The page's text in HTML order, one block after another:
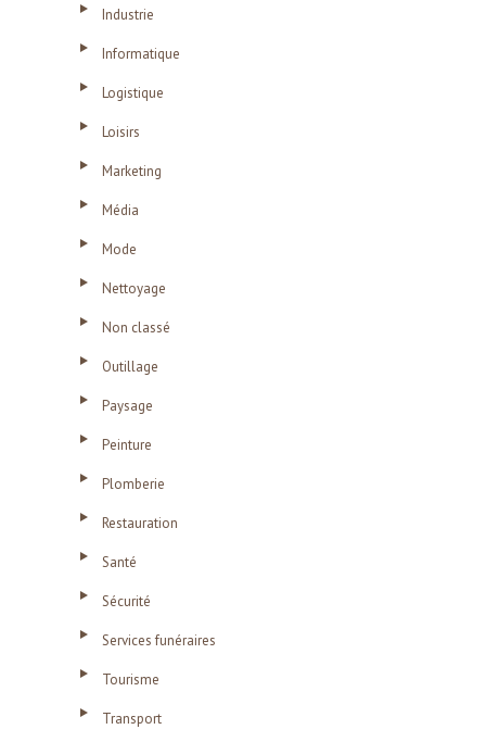
Industrie
Informatique
Logistique
Loisirs
Marketing
Média
Mode
Nettoyage
Non classé
Outillage
Paysage
Peinture
Plomberie
Restauration
Santé
Sécurité
Services funéraires
Tourisme
Transport